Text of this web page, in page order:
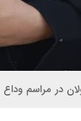
مراسم وداع